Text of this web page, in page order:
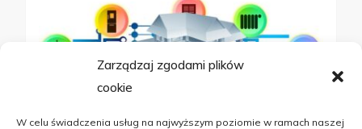
Zarządzaj zgodami plików
cookie
W celu świadczenia usług na najwyższym poziomie w ramach naszej